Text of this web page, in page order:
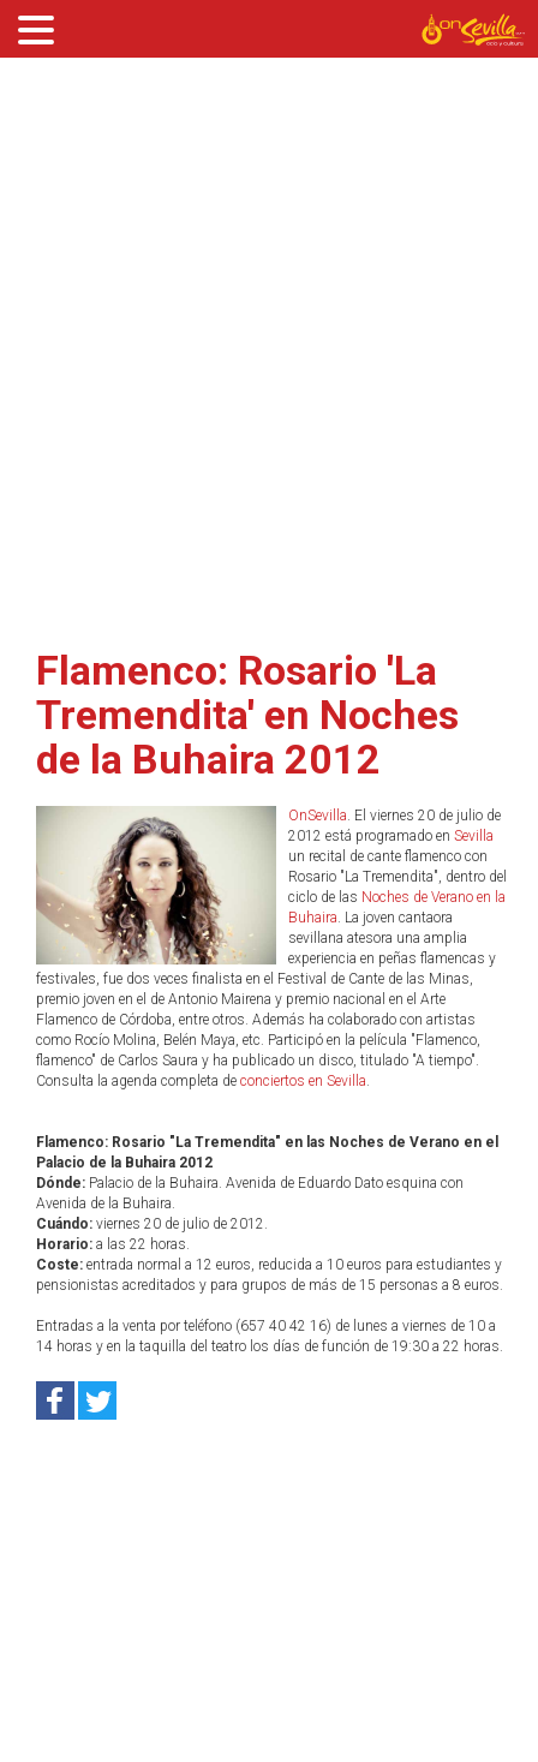
Flamenco: Rosario 'La
Tremendita' en Noches
de la Buhaira 2012
OnSevilla. El viernes 20 de julio de
2012 está programado en Sevilla
un recital de cante flamenco con
Rosario "La Tremendita", dentro del
ciclo de las Noches de Verano en la
Buhaira. La joven cantaora
sevillana atesora una amplia
experiencia en peñas flamencas y
festivales, fue dos veces finalista en el Festival de Cante de las Minas,
premio joven en el de Antonio Mairena y premio nacional en el Arte
Flamenco de Córdoba, entre otros. Además ha colaborado con artistas
como Rocío Molina, Belén Maya, etc. Participó en la película "Flamenco,
flamenco" de Carlos Saura y ha publicado un disco, titulado "A tiempo".
Consulta la agenda completa de conciertos en Sevilla.
Flamenco: Rosario "La Tremendita" en las Noches de Verano en el
Palacio de la Buhaira 2012
Dónde: Palacio de la Buhaira. Avenida de Eduardo Dato esquina con
Avenida de la Buhaira.
Cuándo: viernes 20 de julio de 2012.
Horario: a las 22 horas.
Coste: entrada normal a 12 euros, reducida a 10 euros para estudiantes y
pensionistas acreditados y para grupos de más de 15 personas a 8 euros.
Entradas a la venta por teléfono (657 40 42 16) de lunes a viernes de 10 a
14 horas y en la taquilla del teatro los días de función de 19:30 a 22 horas.